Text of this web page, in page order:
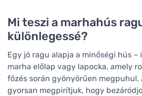
Mi teszi a marhahús
különlegessé?
Egy jó ragu alapja a minőségi hús –
marha előlap vagy lapocka, amely
főzés során gyönyörűen megpuhul.
gyorsan megpirítjuk, hogy